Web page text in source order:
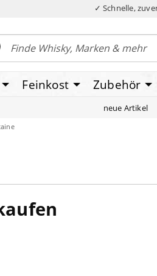
✓ Schnelle,
Feinkost Zubehör
neue Artikel